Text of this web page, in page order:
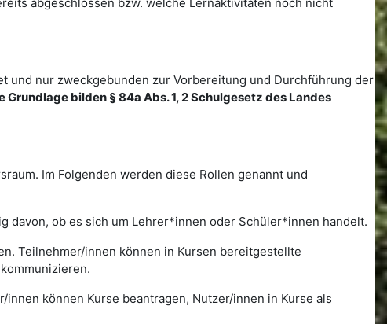
und nur zweckgebunden zur Vorbereitung und Durchführung der
Grundlage bilden § 84a Abs. 1, 2 Schulgesetz des Landes
Im Folgenden werden diese Rollen genannt und
davon, ob es sich um Lehrer*innen oder Schüler*innen handelt.
Teilnehmer/innen können in Kursen bereitgestellte
können Kurse beantragen, Nutzer/innen in Kurse als